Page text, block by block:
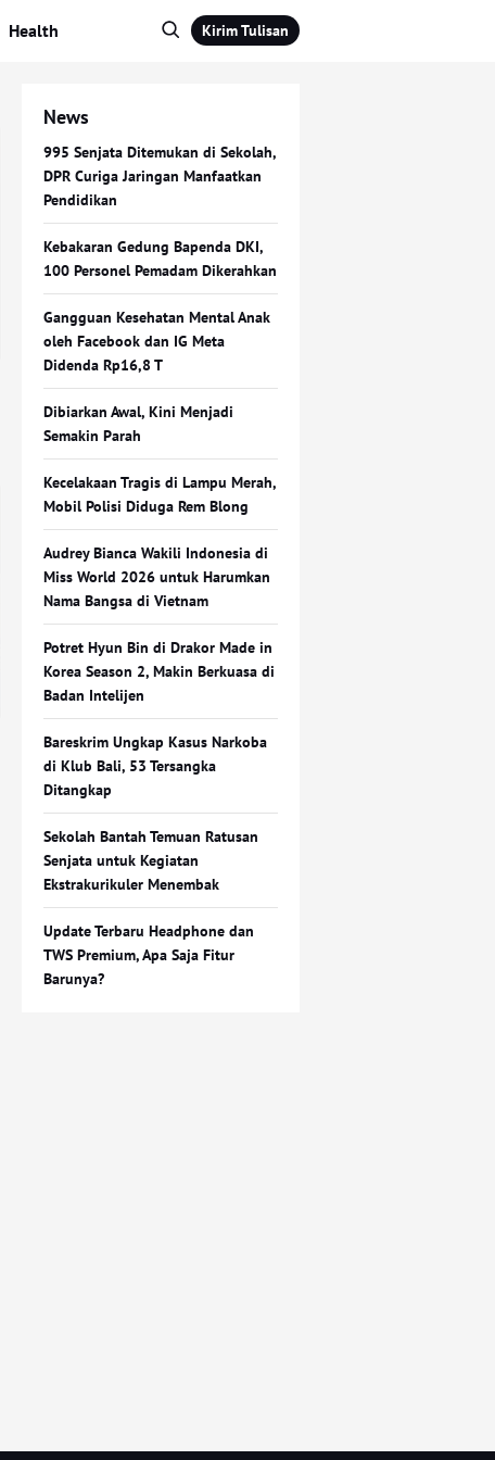
Health Kirim Tulisan
News
995 Senjata Ditemukan di Sekolah,
DPR Curiga Jaringan Manfaatkan
Pendidikan
Kebakaran Gedung Bapenda DKI,
100 Personel Pemadam Dikerahkan
Gangguan Kesehatan Mental Anak
oleh Facebook dan IG Meta
Didenda Rp16,8 T
Dibiarkan Awal, Kini Menjadi
Semakin Parah
Kecelakaan Tragis di Lampu Merah,
Mobil Polisi Diduga Rem Blong
Audrey Bianca Wakili Indonesia di
Miss World 2026 untuk Harumkan
Nama Bangsa di Vietnam
Potret Hyun Bin di Drakor Made in
Korea Season 2, Makin Berkuasa di
Badan Intelijen
Bareskrim Ungkap Kasus Narkoba
di Klub Bali, 53 Tersangka
Ditangkap
Sekolah Bantah Temuan Ratusan
Senjata untuk Kegiatan
Ekstrakurikuler Menembak
Update Terbaru Headphone dan
TWS Premium, Apa Saja Fitur
Barunya?